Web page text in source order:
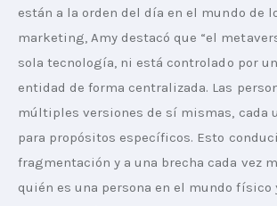
están a la orden del día en el mundo de
marketing, Amy destacó que “el
sola tecnología, ni está controlado por
entidad de forma centralizada. Las
múltiples versiones de sí mismas, cada
para propósitos específicos. Esto
fragmentación y a una brecha cada vez
quién es una persona en el mundo físico